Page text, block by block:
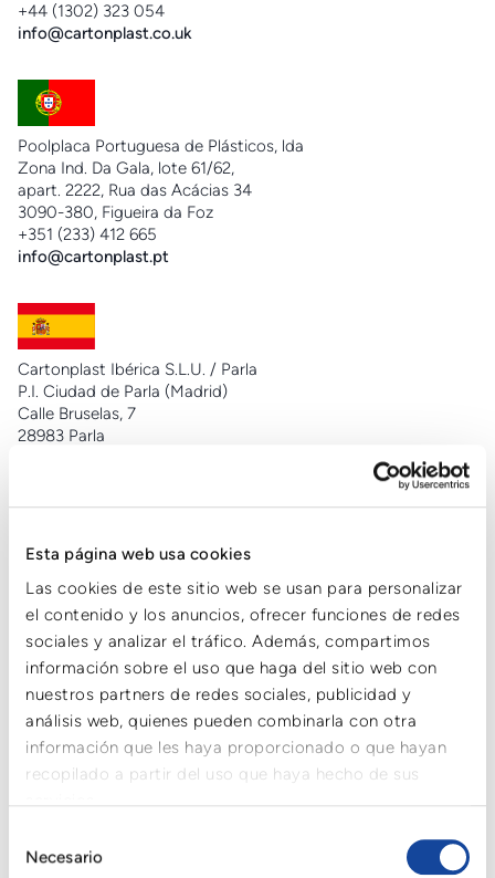
Esta página web usa cookies
Las cookies de este sitio web se usan para personalizar
el contenido y los anuncios, ofrecer funciones de redes
sociales y analizar el tráfico. Además, compartimos
información sobre el uso que haga del sitio web con
nuestros partners de redes sociales, publicidad y
análisis web, quienes pueden combinarla con otra
información que les haya proporcionado o que hayan
recopilado a partir del uso que haya hecho de sus
deNecesario
+44 (1302) 323 054
info@cartonplast.co.uk
Poolplaca Portuguesa de Plásticos, lda
Zona Ind. Da Gala, lote 61/62,
apart. 2222, Rua das Acácias 34
3090-380, Figueira da Foz
+351 (233) 412 665
info@cartonplast.pt
Cartonplast Ibérica S.L.U. / Parla
P.I. Ciudad de Parla (Madrid)
Calle Bruselas, 7
28983 Parla
CPL Cartonplast Ambalaj Sanayi ve Ticaret A.S
Cerrah mahallesi,
Menekşe caddesi No:1
Pk 16415
İnegöl/Bursa
+90 (224) 777 0233
info.tr@cartonplast.com
Zuiderlingedijk 32